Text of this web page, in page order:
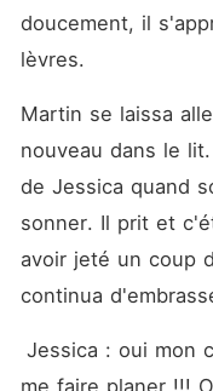
doucement, il
lèvres.
Martin se laissa
nouveau dans le
de Jessica quand
sonner. Il prit et
avoir jeté un coup
continua
me faire planer !!!